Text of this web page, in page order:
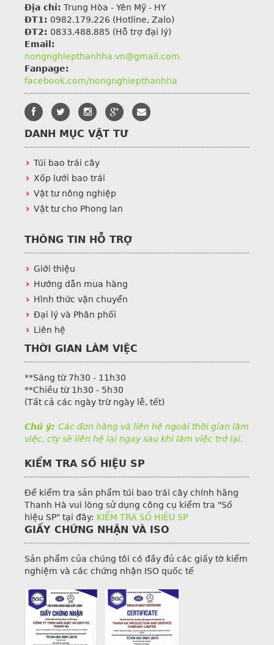
Địa chỉ: Trung Hòa - Yên Mỹ - HY
ĐT1: 0982.179.226 (Hotline, Zalo)
ĐT2: 0833.488.885 (Hỗ trợ đại lý)
Email:
nongnghiepthanhha.vn@gmail.com
Fanpage:
facebook.com/nongnghiepthanhha
DANH MỤC VẬT TƯ
Túi bao trái cây
Xốp lưới bao trái
Vật tư nông nghiệp
Vật tư cho Phong lan
THÔNG TIN HỖ TRỢ
Giới thiệu
Hướng dẫn mua hàng
Hình thức vận chuyển
Đại lý và Phân phối
Liên hệ
THỜI GIAN LÀM VIỆC
**Sáng từ 7h30 - 11h30
**Chiều từ 1h30 - 5h30
(Tất cả các ngày trừ ngày lễ, tết)
Chú ý: Các đơn hàng và liên hệ ngoài thời gian làm
việc, cty sẽ liên hệ lại ngay sau khi làm việc trở lại.
KIỂM TRA SỐ HIỆU SP
Để kiểm tra sản phẩm túi bao trái cây chính hãng
Thanh Hà vui lòng sử dụng công cụ kiểm tra "Số
hiệu SP" tại đây: KIỂM TRA SỐ HIỆU SP
GIẤY CHỨNG NHẬN VÀ ISO
Sản phẩm của chúng tôi có đầy đủ các giấy tờ kiểm
nghiệm và các chứng nhận ISO quốc tế